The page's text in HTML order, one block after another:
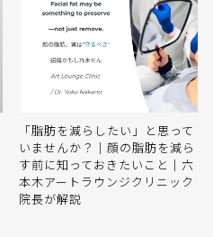
「脂肪を減らしたい」と思って
いませんか？｜顔の脂肪を減ら
す前に知っておきたいこと｜六
本木アートラウンジクリニック
院長が解説